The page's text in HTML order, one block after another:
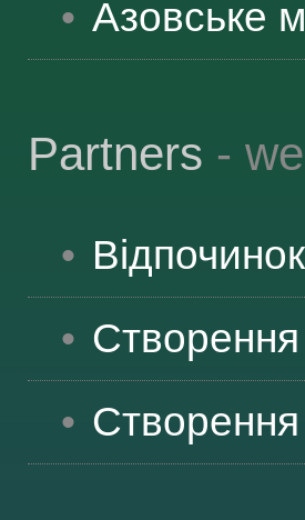
Азовське
Partners -
Створення
Створення